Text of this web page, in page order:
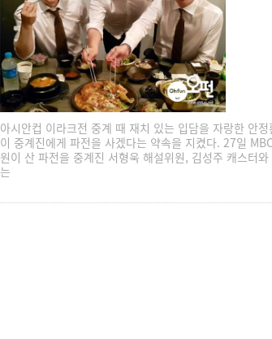
아시안컵 이라크전 중계 때 재치 있는 입담을 자랑한 안정
이 중계진에게 파전을 사겠다는 약속을 지켰다. 27일
원이 산 파전을 중계진 서형욱 해설위원, 김성주 캐스터와
는